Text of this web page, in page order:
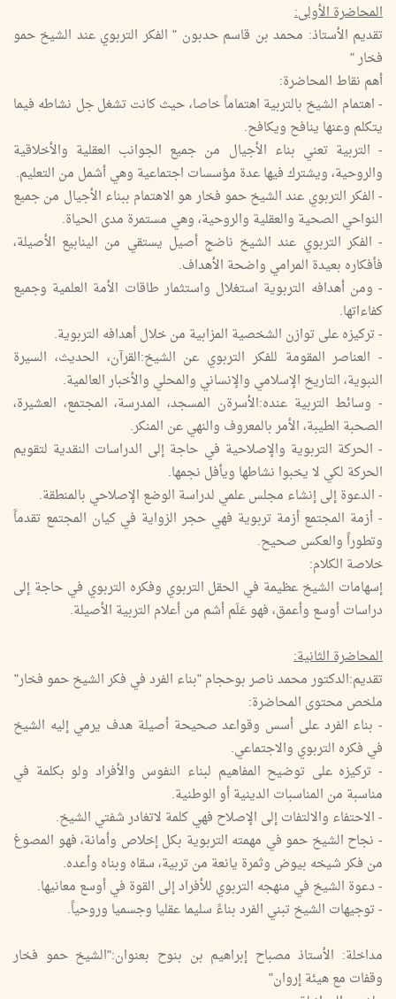
المحاضرة الأولى:
تقديم الأستاذ: محمد بن قاسم حدبون " الفكر التربوي عند الشيخ حمو
فخار "
أهم نقاط المحاضرة:
- اهتمام الشيخ بالتربية اهتماماً خاصا، حيث كانت تشغل جل نشاطه فيما
يتكلم وعنها ينافح ويكافح.
- التربية تعني بناء الأجيال من جميع الجوانب العقلية والأخلاقية
والروحية، ويشترك فيها عدة مؤسسات اجتماعية وهي أشمل من التعليم.
- الفكر التربوي عند الشيخ حمو فخار هو الاهتمام ببناء الأجيال من جميع
النواحي الصحية والعقلية والروحية، وهي مستمرة مدى الحياة.
- الفكر التربوي عند الشيخ ناضج أصيل يستقي من الينابيع الأصيلة،
فأفكاره بعيدة المرامي واضحة الأهداف.
- ومن أهدافه التربوية استغلال واستثمار طاقات الأمة العلمية وجميع
كفاءاتها.
- تركيزه على توازن الشخصية المزابية من خلال أهدافه التربوية.
- العناصر المقومة للفكر التربوي عن الشيخ:القرآن، الحديث، السيرة
النبوية، التاريخ الإسلامي والإنساني والمحلي والأخبار العالمية.
- وسائط التربية عنده:الأسرةن المسجد، المدرسة، المجتمع، العشيرة،
الصحبة الطيبة، الأمر بالمعروف والنهي عن المنكر.
- الحركة التربوية والإصلاحية في حاجة إلى الدراسات النقدية لتقويم
الحركة لكي لا يخبوا نشاطها ويأفل نجمها.
- الدعوة إلى إنشاء مجلس علمي لدراسة الوضع الإصلاحي بالمنطقة.
- أزمة المجتمع أزمة تربوية فهي حجر الزواية في كيان المجتمع تقدماً
وتطوراً والعكس صحيح.
خلاصة الكلام:
إسهامات الشيخ عظيمة في الحقل التربوي وفكره التربوي في حاجة إلى
دراسات أوسع وأعمق، فهو عَلَم أشم من أعلام التربية الأصيلة.
المحاضرة الثانية:
تقديم:الدكتور محمد ناصر بوحجام "بناء الفرد في فكر الشيخ حمو فخار"
ملخص محتوى المحاضرة:
- بناء الفرد على أسس وقواعد صحيحة أصيلة هدف يرمي إليه الشيخ
في فكره التربوي والاجتماعي.
- تركيزه على توضيح المفاهيم لبناء النفوس والأفراد ولو بكلمة في
مناسبة من المناسبات الدينية أو الوطنية.
- الاحتفاء والالتفات إلى الإصلاح فهي كلمة لاتغادر شفتي الشيخ.
- نجاح الشيخ حمو في مهمته التربوية بكل إخلاص وأمانة، فهو المصوغ
من فكر شيخه بيوض وثمرة يانعة من تربية، سقاه وبناه وأعده.
- دعوة الشيخ في منهجه التربوي للأفراد إلى القوة في أوسع معانيها.
- توجيهات الشيخ تبني الفرد بناءً سليما عقليا وجسميا وروحياً.
مداخلة: الأستاذ مصباح إبراهيم بن بنوح بعنوان:"الشيخ حمو فخار
وقفات مع هيئة إروان"